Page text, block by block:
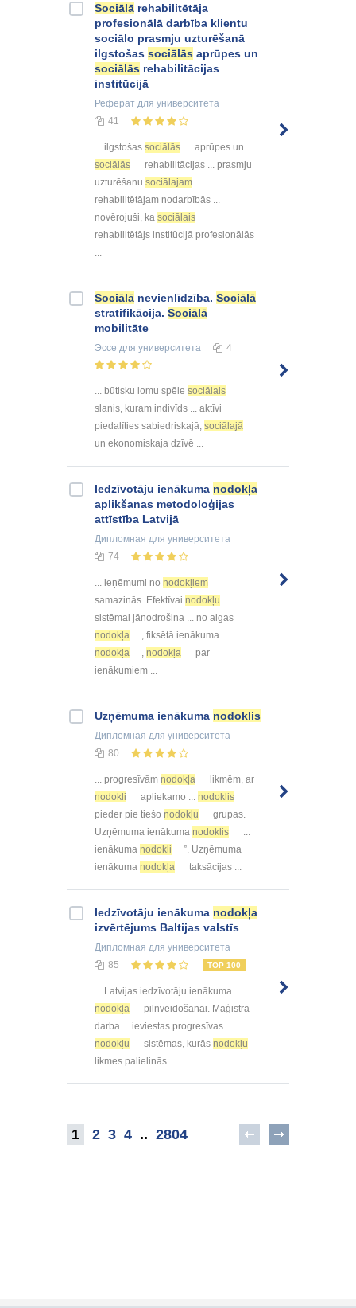
Sociālā rehabilitētāja
profesionālā darbība klientu
sociālo prasmju uzturēšanā
ilgstošas sociālās aprūpes un
sociālās rehabilitācijas
institūcijā
Реферат для университета
41
... ilgstošas sociālās
aprūpes un
sociālās
rehabilitācijas ... prasmju
uzturēšanu sociālajam
rehabilitētājam nodarbībās ...
novērojuši, ka sociālais
rehabilitētājs institūcijā profesionālās
Sociālā nevienlīdzība. Sociālā
stratifikācija. Sociālā
mobilitāte
Эссе для университета 4
... būtisku lomu spēle sociālais
slanis, kuram indivīds ... aktīvi
piedalīties sabiedriskajā, sociālajā
un ekonomiskaja dzīvē ...
Iedzīvotāju ienākuma nodokļa
aplikšanas metodoloģijas
attīstība Latvijā
Дипломная для университета
74
... ieņēmumi no nodokļiem
samazinās. Efektīvai nodokļu
sistēmai jānodrošina ... no algas
nodokļa
, fiksētā ienākuma
nodokļa
, nodokļa
par
ienākumiem ...
Uzņēmuma ienākuma nodoklis
Дипломная для университета
80
... progresīvām nodokļa
likmēm, ar
nodokli
apliekamo ... nodoklis
pieder pie tiešo nodokļu
grupas.
Uzņēmuma ienākuma nodoklis
...
ienākuma nodokli
”. Uzņēmuma
ienākuma nodokļa taksācijas ...
Iedzīvotāju ienākuma nodokļa
izvērtējums Baltijas valstīs
Дипломная для университета
85
TOP 100
... Latvijas iedzīvotāju ienākuma
nodokļa
pilnveidošanai. Maģistra
darba ... ieviestas progresīvas
nodokļu
sistēmas, kurās nodokļu
likmes palielinās ...
1 2 3 4 .. 2804